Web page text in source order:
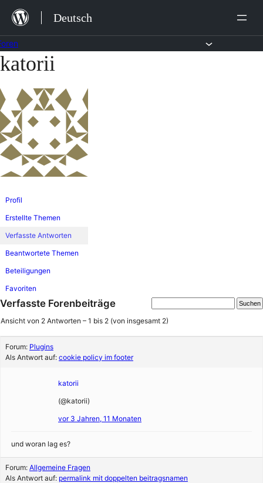
Zum
Inhalt
springen
Deutsch
Zum
springen
katorii
Profil
Erstellte Themen
Verfasste Antworten
Beantwortete Themen
Beteiligungen
Favoriten
Verfasste Forenbeiträge
Ansicht von 2 Antworten – 1 bis 2 (von insgesamt 2)
Forum: Plugins
Als Antwort auf: cookie policy im footer
katorii
(@katorii)
vor 3 Jahren, 11 Monaten
und woran lag es?
Forum: Allgemeine Fragen
Als Antwort auf: permalink mit doppelten beitragsnamen